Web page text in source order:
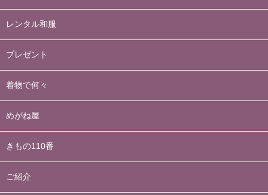
レンタル和服
プレゼント
着物で何々
めがね屋
きもの110番
ご紹介